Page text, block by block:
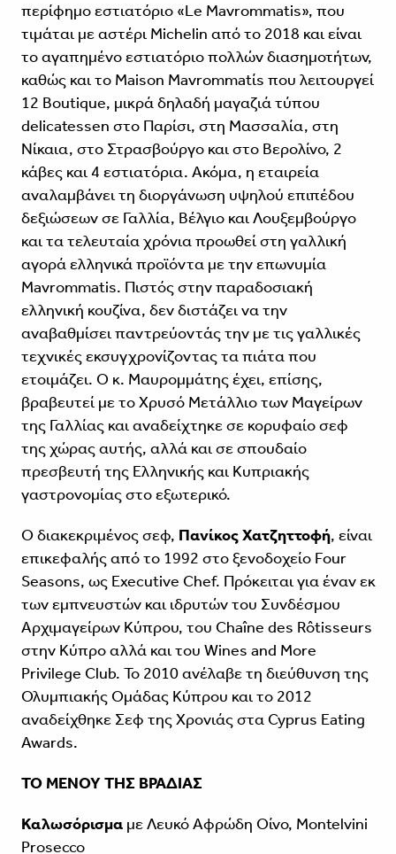
περίφημο εστιατόριο «Le Mavrommatis», που
τιμάται με αστέρι Michelin από το 2018 και είναι
το αγαπημένο εστιατόριο πολλών διασημοτήτων,
καθώς και το Maison Mavrommatίs που λειτουργεί
12 Boutique, μικρά δηλαδή μαγαζιά τύπου
delicatessen στο Παρίσι, στη Μασσαλία, στη
Νίκαια, στο Στρασβούργο και στο Βερολίνο, 2
κάβες και 4 εστιατόρια. Ακόμα, η εταιρεία
αναλαμβάνει τη διοργάνωση υψηλού επιπέδου
δεξιώσεων σε Γαλλία, Βέλγιο και Λουξεμβούργο
και τα τελευταία χρόνια προωθεί στη γαλλική
αγορά ελληνικά προϊόντα με την επωνυμία
Mavrommatis. Πιστός στην παραδοσιακή
ελληνική κουζίνα, δεν διστάζει να την
αναβαθμίσει παντρεύοντάς την με τις γαλλικές
τεχνικές εκσυγχρονίζοντας τα πιάτα που
ετοιμάζει. Ο κ. Μαυρομμάτης έχει, επίσης,
βραβευτεί με το Χρυσό Μετάλλιο των Μαγείρων
της Γαλλίας και αναδείχτηκε σε κορυφαίο σεφ
της χώρας αυτής, αλλά και σε σπουδαίο
πρεσβευτή της Ελληνικής και Κυπριακής
γαστρονομίας στο εξωτερικό.
Ο διακεκριμένος σεφ, Πανίκος Χατζηττοφή, είναι
επικεφαλής από το 1992 στο ξενοδοχείο Four
Seasons, ως Executive Chef. Πρόκειται για έναν εκ
των εμπνευστών και ιδρυτών του Συνδέσμου
Αρχιμαγείρων Κύπρου, του Chaîne des Rôtisseurs
στην Κύπρο αλλά και του Wines and More
Privilege Club. Το 2010 ανέλαβε τη διεύθυνση της
Ολυμπιακής Ομάδας Κύπρου και το 2012
αναδείχθηκε Σεφ της Χρονιάς στα Cyprus Eating
Awards.
ΤΟ ΜΕΝΟΥ ΤΗΣ ΒΡΑΔΙΑΣ
Καλωσόρισμαμε Λευκό Αφρώδη Οίνο, Montelvini
Prosecco